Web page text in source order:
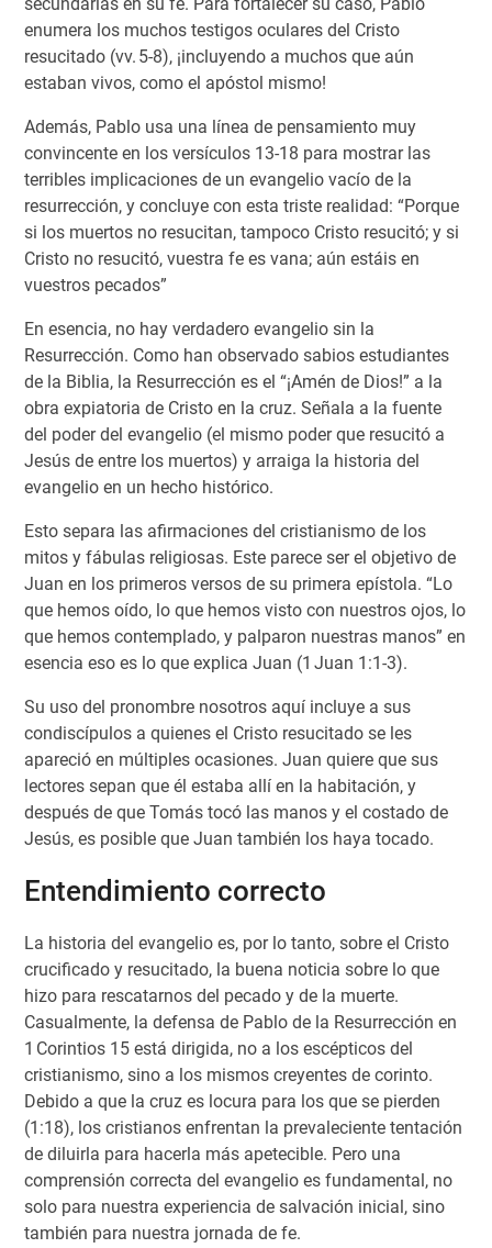
enumera los muchos testigos oculares del Cristo
resucitado (vv. 5-8), ¡incluyendo a muchos que aún
estaban vivos, como el apóstol mismo!
Además, Pablo usa una línea de pensamiento muy
convincente en los versículos 13-18 para mostrar las
terribles implicaciones de un evangelio vacío de la
resurrección, y concluye con esta triste realidad: “Porque
si los muertos no resucitan, tampoco Cristo resucitó; y si
Cristo no resucitó, vuestra fe es vana; aún estáis en
vuestros pecados”
En esencia, no hay verdadero evangelio sin la
Resurrección. Como han observado sabios estudiantes
de la Biblia, la Resurrección es el “¡Amén de Dios!” a la
obra expiatoria de Cristo en la cruz. Señala a la fuente
del poder del evangelio (el mismo poder que resucitó a
Jesús de entre los muertos) y arraiga la historia del
evangelio en un hecho histórico.
Esto separa las afirmaciones del cristianismo de los
mitos y fábulas religiosas. Este parece ser el objetivo de
Juan en los primeros versos de su primera epístola. “Lo
que hemos oído, lo que hemos visto con nuestros ojos, lo
que hemos contemplado, y palparon nuestras manos” en
esencia eso es lo que explica Juan (1 Juan 1:1-3).
Su uso del pronombre nosotros aquí incluye a sus
condiscípulos a quienes el Cristo resucitado se les
apareció en múltiples ocasiones. Juan quiere que sus
lectores sepan que él estaba allí en la habitación, y
después de que Tomás tocó las manos y el costado de
Jesús, es posible que Juan también los haya tocado.
Entendimiento correcto
La historia del evangelio es, por lo tanto, sobre el Cristo
crucificado y resucitado, la buena noticia sobre lo que
hizo para rescatarnos del pecado y de la muerte.
Casualmente, la defensa de Pablo de la Resurrección en
1 Corintios 15 está dirigida, no a los escépticos del
cristianismo, sino a los mismos creyentes de corinto.
Debido a que la cruz es locura para los que se pierden
(1:18), los cristianos enfrentan la prevaleciente tentación
de diluirla para hacerla más apetecible. Pero una
comprensión correcta del evangelio es fundamental, no
solo para nuestra experiencia de salvación inicial, sino
también para nuestra jornada de fe.